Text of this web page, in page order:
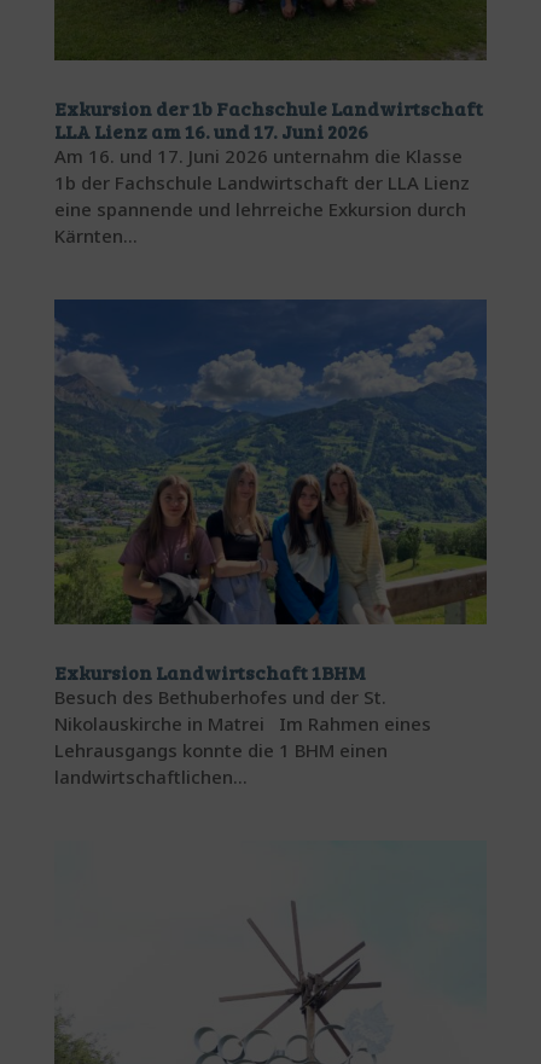
Exkursion der 1b Fachschule Landwirtschaft
LLA Lienz am 16. und 17. Juni 2026
Am 16. und 17. Juni 2026 unternahm die Klasse
1b der Fachschule Landwirtschaft der LLA Lienz
eine spannende und lehrreiche Exkursion durch
Kärnten...
Exkursion Landwirtschaft 1BHM
Besuch des Bethuberhofes und der St.
Nikolauskirche in Matrei Im Rahmen eines
Lehrausgangs konnte die 1 BHM einen
landwirtschaftlichen...